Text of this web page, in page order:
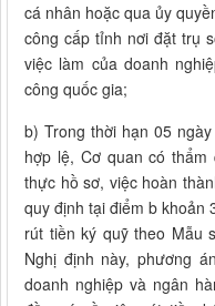
cá nhân hoặc qua ủy
công cấp tỉnh nơi đặt trụ
việc làm của doanh
công quốc gia;
b) Trong thời hạn 05
hợp lệ, Cơ quan có
thực hồ sơ, việc hoàn
quy định tại điểm b khoản
rút tiền ký quỹ theo Mẫu
Nghị định này, phương
doanh nghiệp và ngân